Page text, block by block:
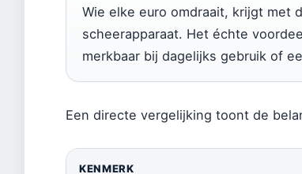
Wie elke euro omdraait, krijgt met
scheerapparaat. Het échte
merkbaar bij dagelijks gebruik of
Een directe vergelijking toont de
KENMERK